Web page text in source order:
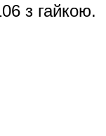
з гайкою.